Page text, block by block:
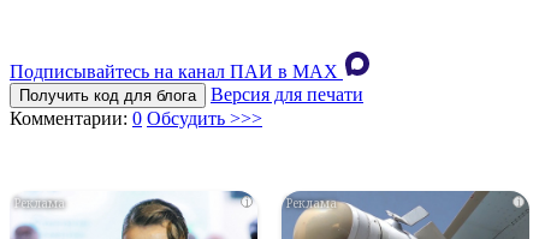
Подписывайтесь на канал ПАИ в MAХ
Получить код для блога
Версия для печати
Комментарии: 0 Обсудить >>>
i i